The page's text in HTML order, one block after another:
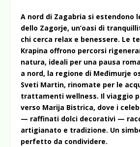
A nord di Zagabria si estendono
dello Zagorje, un’oasi di
chi cerca relax e benessere. Le
Krapina offrono percorsi
natura, ideali per una pausa
a nord, la regione di Međimurje
Sveti Martin, rinomate per le
trattamenti wellness. Il viaggio
verso Marija Bistrica, dove i
— raffinati dolci decorativi —
artigianato e tradizione. Un
perfetto da condividere.